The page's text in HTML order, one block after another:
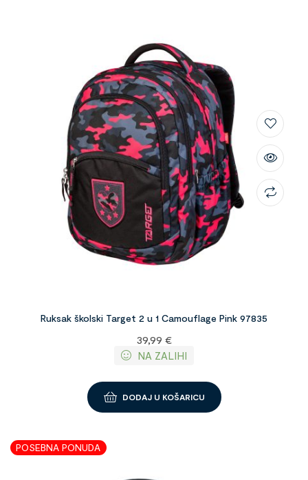
Ruksak školski Target 2 u 1 Camouflage Pink 97835
39,99 €
NA ZALIHI
DODAJ U KOŠARICU
POSEBNA PONUDA